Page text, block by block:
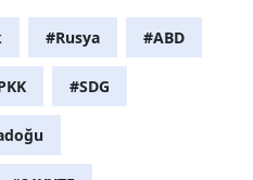
#Rusya #ABD
#SDG